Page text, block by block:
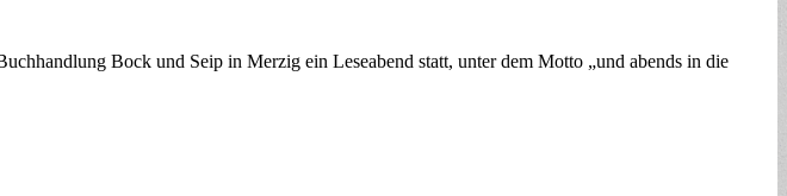
Bock und Seip in Merzig ein Leseabend statt, unter dem Motto „und abends in die